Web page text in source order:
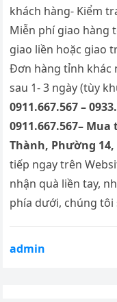
khách hàng- Kiểm
Miễn phí giao hàng
giao liền hoặc giao
Đơn hàng tỉnh khác
sau 1- 3 ngày (tùy
0911.667.567 –
0911.667.567– Mua
Thành, Phường 14,
tiếp ngay trên
nhận quà liền tay,
phía dưới, chúng tôi
admin